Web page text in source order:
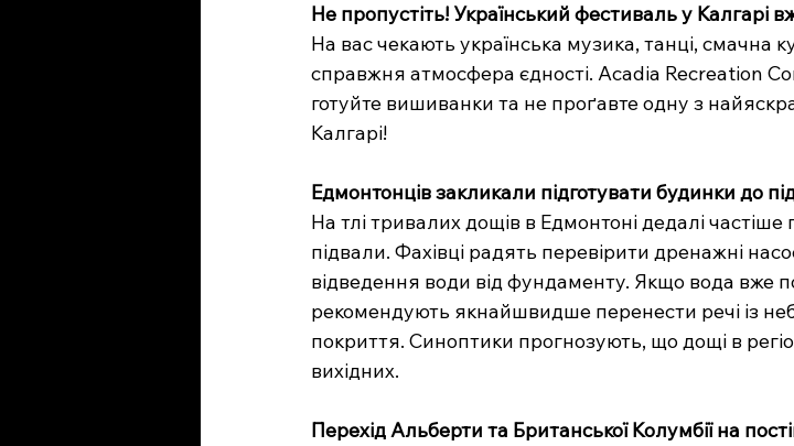
Не пропустіть! Український фестиваль у Калгарі
На вас чекають українська музика, танці, смачна
справжня атмосфера єдності. Acadia Recreation
готуйте вишиванки та не проґавте одну з
Калгарі!
Едмонтонців закликали підготувати будинки до
На тлі тривалих дощів в Едмонтоні дедалі
підвали. Фахівці радять перевірити дренажні
відведення води від фундаменту. Якщо вода вже
рекомендують якнайшвидше перенести речі із
покриття. Синоптики прогнозують, що дощі в
вихідних.
Перехід Альберти та Британської Колумбії на